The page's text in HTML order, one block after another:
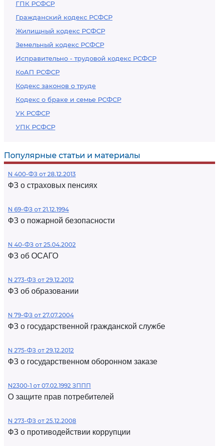
ГПК РСФСР
Гражданский кодекс РСФСР
Жилищный кодекс РСФСР
Земельный кодекс РСФСР
Исправительно - трудовой кодекс РСФСР
КоАП РСФСР
Кодекс законов о труде
Кодекс о браке и семье РСФСР
УК РСФСР
УПК РСФСР
Популярные статьи и материалы
N 400-ФЗ от 28.12.2013
ФЗ о страховых пенсиях
N 69-ФЗ от 21.12.1994
ФЗ о пожарной безопасности
N 40-ФЗ от 25.04.2002
ФЗ об ОСАГО
N 273-ФЗ от 29.12.2012
ФЗ об образовании
N 79-ФЗ от 27.07.2004
ФЗ о государственной гражданской службе
N 275-ФЗ от 29.12.2012
ФЗ о государственном оборонном заказе
N2300-1 от 07.02.1992 ЗППП
О защите прав потребителей
N 273-ФЗ от 25.12.2008
ФЗ о противодействии коррупции